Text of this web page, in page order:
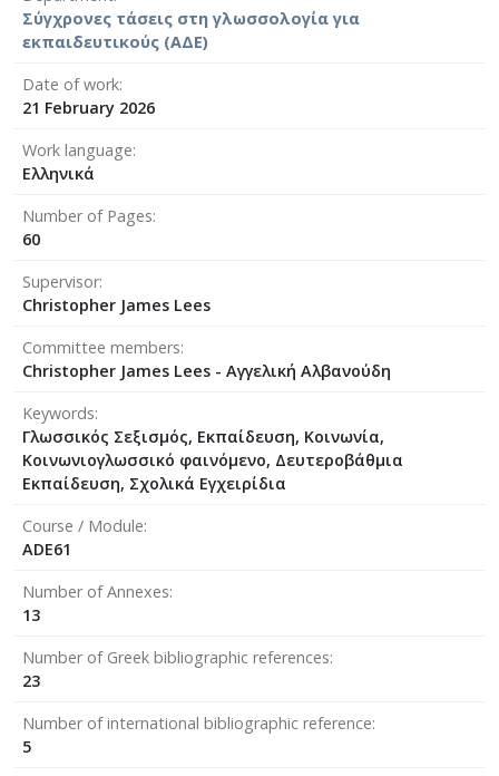
Σύγχρονες τάσεις στη γλωσσολογία για
εκπαιδευτικούς (ΑΔΕ)
Date of work
21 February 2026
Work language
Ελληνικά
Number of Pages
60
Supervisor
Christopher James Lees
Committee members
Christopher James Lees - Αγγελική Αλβανούδη
Keywords
Γλωσσικός Σεξισμός, Εκπαίδευση, Κοινωνία,
Κοινωνιογλωσσικό φαινόμενο, Δευτεροβάθμια
Εκπαίδευση, Σχολικά Εγχειρίδια
Course / Module
ADE61
Number of Annexes
13
Number of Greek bibliographic references
23
Number of international bibliographic reference
5